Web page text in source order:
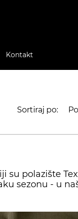
Kontakt
Sortiraj po:
su polazište
sezonu - u